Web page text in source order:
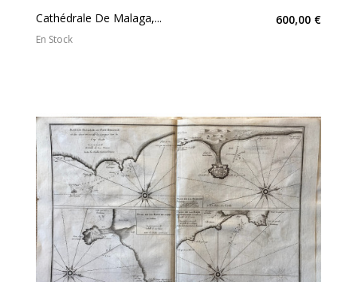
Cathédrale De Malaga,... 600,00 €
En Stock